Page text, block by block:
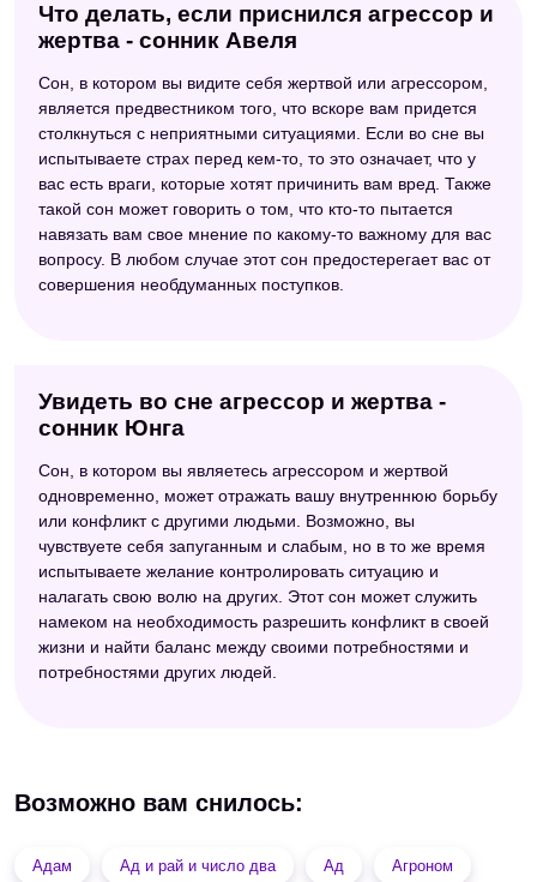
Что делать, если приснился агрессор и
жертва - сонник Авеля
Сон, в котором вы видите себя жертвой или агрессором,
является предвестником того, что вскоре вам придется
столкнуться с неприятными ситуациями. Если во сне вы
испытываете страх перед кем-то, то это означает, что у
вас есть враги, которые хотят причинить вам вред. Также
такой сон может говорить о том, что кто-то пытается
навязать вам свое мнение по какому-то важному для вас
вопросу. В любом случае этот сон предостерегает вас от
совершения необдуманных поступков.
Увидеть во сне агрессор и жертва -
сонник Юнга
Сон, в котором вы являетесь агрессором и жертвой
одновременно, может отражать вашу внутреннюю борьбу
или конфликт с другими людьми. Возможно, вы
чувствуете себя запуганным и слабым, но в то же время
испытываете желание контролировать ситуацию и
налагать свою волю на других. Этот сон может служить
намеком на необходимость разрешить конфликт в своей
жизни и найти баланс между своими потребностями и
потребностями других людей.
Возможно вам снилось:
Адам Ад и рай и число два Ад Агроном